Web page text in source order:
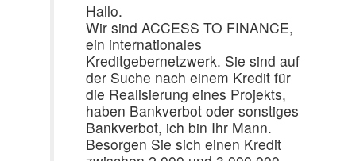
Hallo.
Wir sind ACCESS TO FINANCE,
ein internationales
Kreditgebernetzwerk. Sie sind auf
der Suche nach einem Kredit für
die Realisierung eines Projekts,
haben Bankverbot oder sonstiges
Bankverbot, ich bin Ihr Mann.
Besorgen Sie sich einen Kredit